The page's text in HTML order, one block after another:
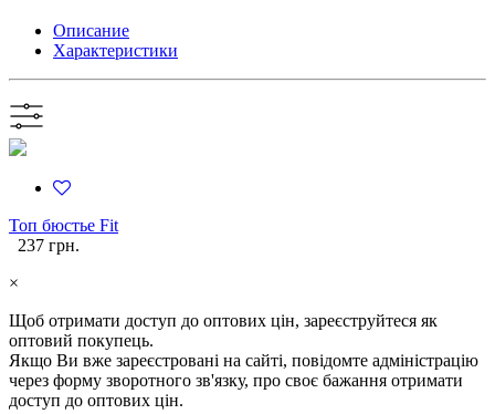
Описание
Характеристики
Топ бюстье Fit
237 грн.
×
Щоб отримати доступ до оптових цін, зареєструйтеся як
оптовий покупець.
Якщо Ви вже зареєстровані на сайті, повідомте адміністрацію
через форму зворотного зв'язку, про своє бажання отримати
доступ до оптових цін.